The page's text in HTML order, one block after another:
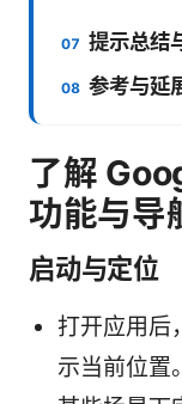
提示总结
参考与延
了解
功能与导
启动与定位
打开应用后
示当前位置